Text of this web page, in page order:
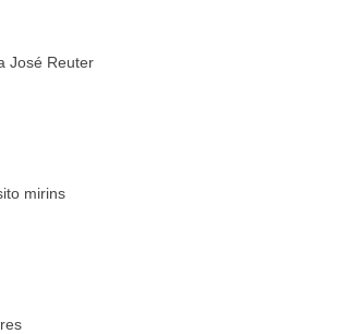
José Reuter
mirins